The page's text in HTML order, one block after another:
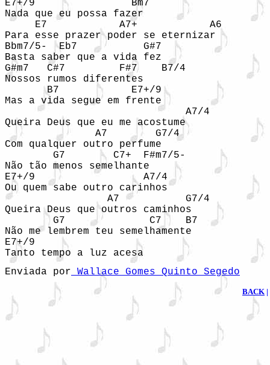
E7+/9                Bm7
Nada que eu possa fazer
     E7            A7+            A6
Para esse prazer poder se eternizar
Bbm7/5-  Eb7           G#7
Basta saber que a vida fez
G#m7   C#7         F#7    B7/4
Nossos rumos diferentes
       B7            E7+/9
Mas a vida segue em frente
                              A7/4
Queira Deus que eu me acostume
               A7        G7/4
Com qualquer outro perfume
        G7        C7+  F#m7/5-
Não tão menos semelhante
E7+/9                  A7/4
Ou quem sabe outro carinhos
                 A7           G7/4
Queira Deus que outros caminhos
        G7              C7    B7
Não me lembrem teu semelhamente
E7+/9
Tanto tempo a luz acesa
Enviada por Wallace Gomes Quinto Segedo
BACK |